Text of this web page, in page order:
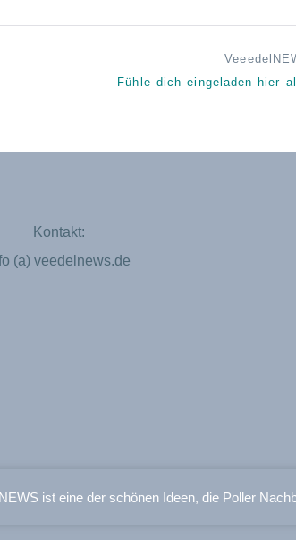
Fühle dich eingeladen hier
Kontakt:
(a) veedelnews.de
ist eine der schönen Ideen, die Poller